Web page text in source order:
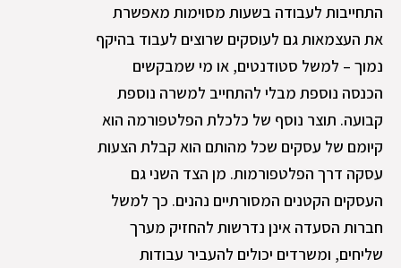
התחייבות לעבודה בשעות מסוימות מאפשרת
את העצמאות גם לעוסקים שרוצים לעבוד בהיקף
נמוך – למשל סטודנטים, או מי שמבקשים
הכנסה נוספת מבלי להתחייב למשרה נוספת
קבועה. תוצר נוסף של כלכלת הפלטפורמה הוא
קיומם של עסקים שכל מהותם הוא קבלת הצעות
עסקה דרך הפלטפורמות. מן הצד השני גם
העסקים הקטנים המסורתיים נהנים. כך למשל
חברות הסעדה אינן נדרשות להחזיק מערך
שליחים, ומשרדים יכולים להעביר עבודות